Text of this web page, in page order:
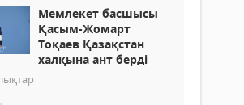
Мемлекет басшысы
Қасым-Жомарт
Тоқаев Қазақстан
халқына ант берді